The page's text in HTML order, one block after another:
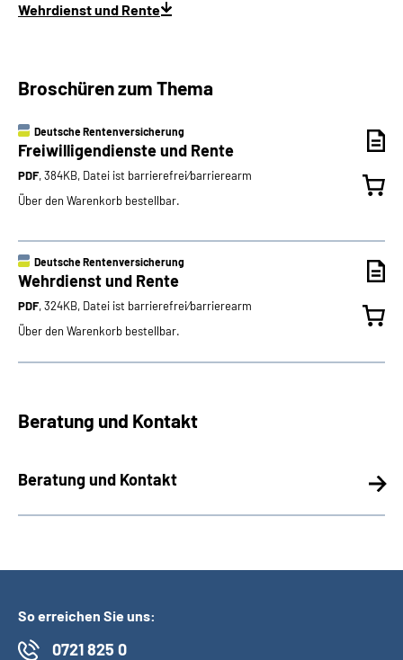
Wehrdienst und Rente
Broschüren zum Thema
Deutsche Rentenversicherung
Freiwilligendienste und Rente
PDF, 384KB, Datei ist barrierefrei⁄barrierearm
Über den Warenkorb bestellbar.
Deutsche Rentenversicherung
Wehrdienst und Rente
PDF, 324KB, Datei ist barrierefrei⁄barrierearm
Über den Warenkorb bestellbar.
Beratung und Kontakt
Beratung und Kontakt
So erreichen Sie uns:
0721 825 0